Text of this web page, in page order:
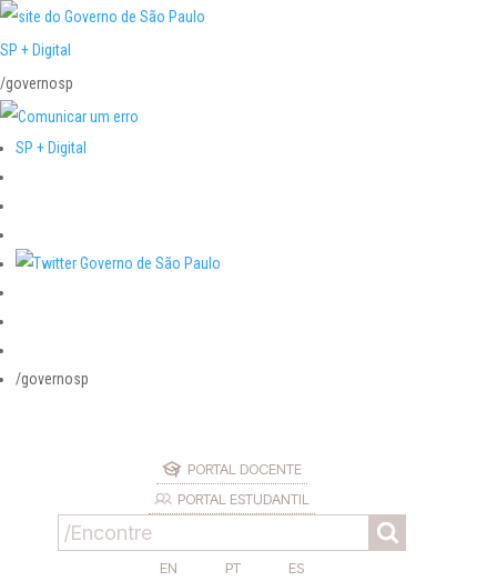
SP + Digital
/governosp
SP + Digital
/governosp
PORTAL DOCENTE
PORTAL ESTUDANTIL
EN PT ES